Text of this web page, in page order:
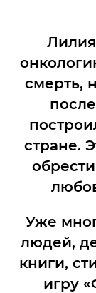
смерть,
стране.
Уже
людей,
книги,
игру